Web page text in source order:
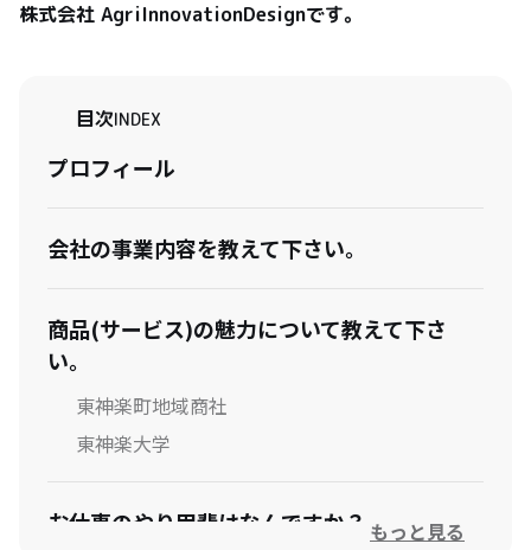
株式会社 AgriInnovationDesignです。
目次INDEX
プロフィール
会社の事業内容を教えて下さい。
商品(サービス)の魅力について教えて下さ
い。
東神楽町地域商社
東神楽大学
お仕事のやり甲斐はなんですか？ もっと見る